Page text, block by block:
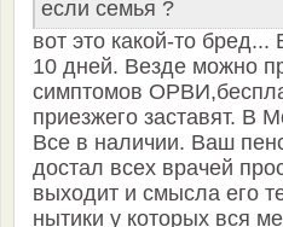
если семья ?
вот это какой-то
10 дней. Везде можно
симптомов
приезжего заставят. В
Все в наличии. Ваш
достал всех врачей
выходит и смысла его
нытики у которых вся